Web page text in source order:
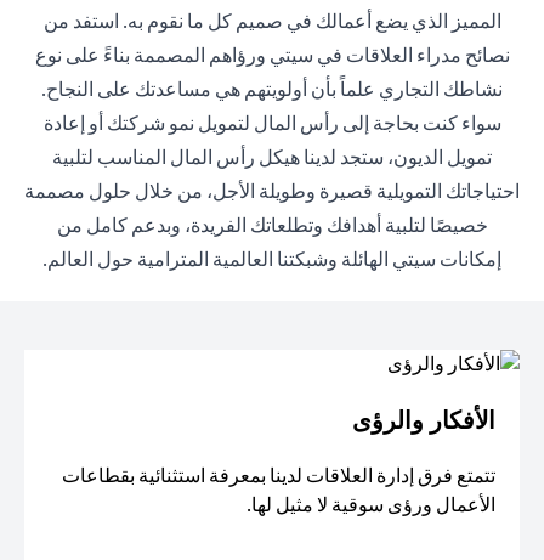
المميز الذي يضع أعمالك في صميم كل ما نقوم به. استفد من
نصائح مدراء العلاقات في سيتي ورؤاهم المصممة بناءً على نوع
نشاطك التجاري علماً بأن أولويتهم هي مساعدتك على النجاح.
سواء كنت بحاجة إلى رأس المال لتمويل نمو شركتك أو إعادة
تمويل الديون، ستجد لدينا هيكل رأس المال المناسب لتلبية
احتياجاتك التمويلية قصيرة وطويلة الأجل، من خلال حلول مصممة
خصيصًا لتلبية أهدافك وتطلعاتك الفريدة، وبدعم كامل من
إمكانات سيتي الهائلة وشبكتنا العالمية المترامية حول العالم.
الأفكار والرؤى
تتمتع فرق إدارة العلاقات لدينا بمعرفة استثنائية بقطاعات
الأعمال ورؤى سوقية لا مثيل لها.